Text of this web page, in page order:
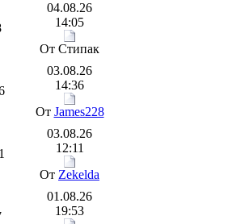
04.08.26
14:05
От Стипак
03.08.26
14:36
От James228
03.08.26
12:11
От Zekelda
01.08.26
19:53